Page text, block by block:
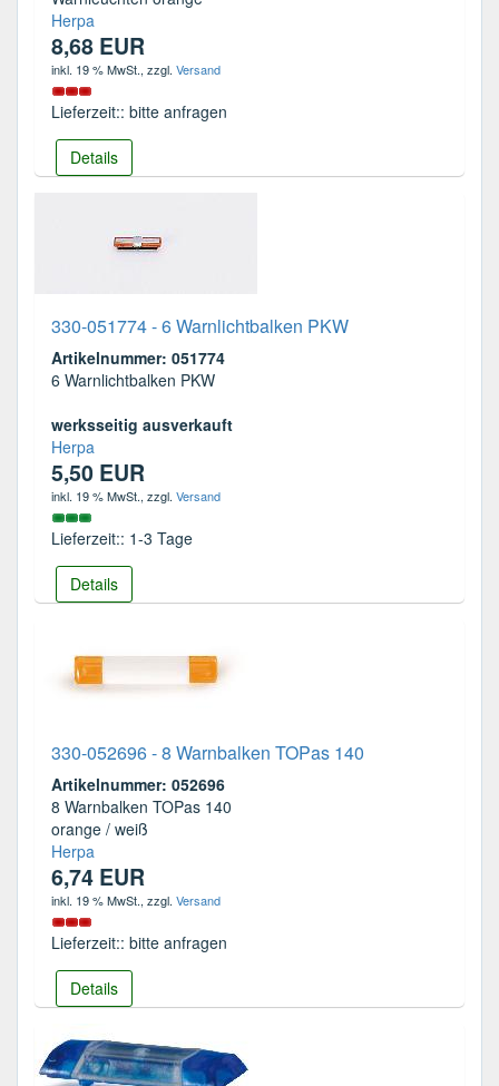
Herpa
8,68 EUR
inkl. 19 % MwSt., zzgl. Versand
Lieferzeit:: bitte anfragen
Details
330-051774 - 6 Warnlichtbalken PKW
Artikelnummer: 051774
6 Warnlichtbalken PKW
werksseitig ausverkauft
Herpa
5,50 EUR
inkl. 19 % MwSt., zzgl. Versand
Lieferzeit:: 1-3 Tage
Details
330-052696 - 8 Warnbalken TOPas 140
Artikelnummer: 052696
8 Warnbalken TOPas 140
orange / weiß
Herpa
6,74 EUR
inkl. 19 % MwSt., zzgl. Versand
Lieferzeit:: bitte anfragen
Details